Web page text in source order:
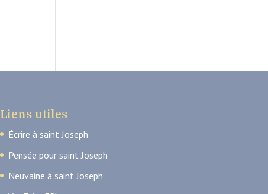
Liens utiles
Écrire à saint Joseph
Pensée pour saint Joseph
Neuvaine à saint Joseph